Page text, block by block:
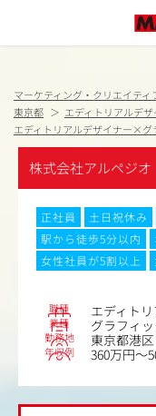
マーケティング・クリエイテ
東京都
エディトリアルデザ
エディトリアルデザイナー×グ
株式会社アルペジオ
正社員 土日祝休み
駅から徒歩5分以内
女性社員が5割以上
職種 エディト
業種 グラフィ
勤務地 東京都港区
年収例 360万円～